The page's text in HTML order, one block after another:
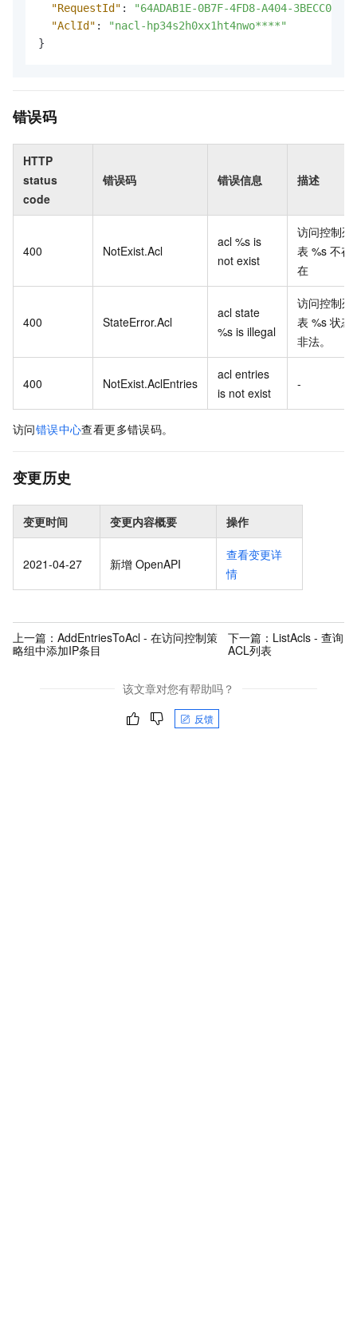
"RequestId" :
"64ADAB1E-0B7F-4FD8-A404-
"AclId" :
"nacl-hp34s2h0xx1ht4nwo****"
}
错误码
HTTP
status
code
错误码 错误信息 描述
400 NotExist.Acl
acl %s is
not exist
访问控制列
表 %s 不存
在
400 StateError.Acl
acl state
%s is illegal
访问控制列
表 %s 状态
非法。
400 NotExist.AclEntries
acl entries
is not exist
-
访问错误中心查看更多错误码。
变更历史
变更时间 变更内容概要 操作
2021-04-27 新增 OpenAPI
查看变更详
情
上一篇： AddEntriesToAcl - 在访问控制策
略组中添加IP条目
下一篇： ListAcls - 查询
ACL列表
该文章对您有帮助吗？
反馈